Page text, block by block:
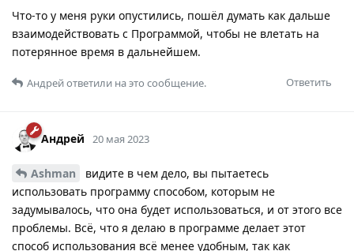
Что-то у меня руки опустились, пошёл думать как дальше
взаимодействовать с Программой, чтобы не влетать на
потерянное время в дальнейшем.
Ответить
Андрейответили на это сообщение.
Андрей 20 мая 2023
Ashman
видите в чем дело, вы пытаетесь
использовать программу способом, которым не
задумывалось, что она будет использоваться, и от этого все
проблемы. Всё, что я делаю в программе делает этот
способ использования всё менее удобным, так как